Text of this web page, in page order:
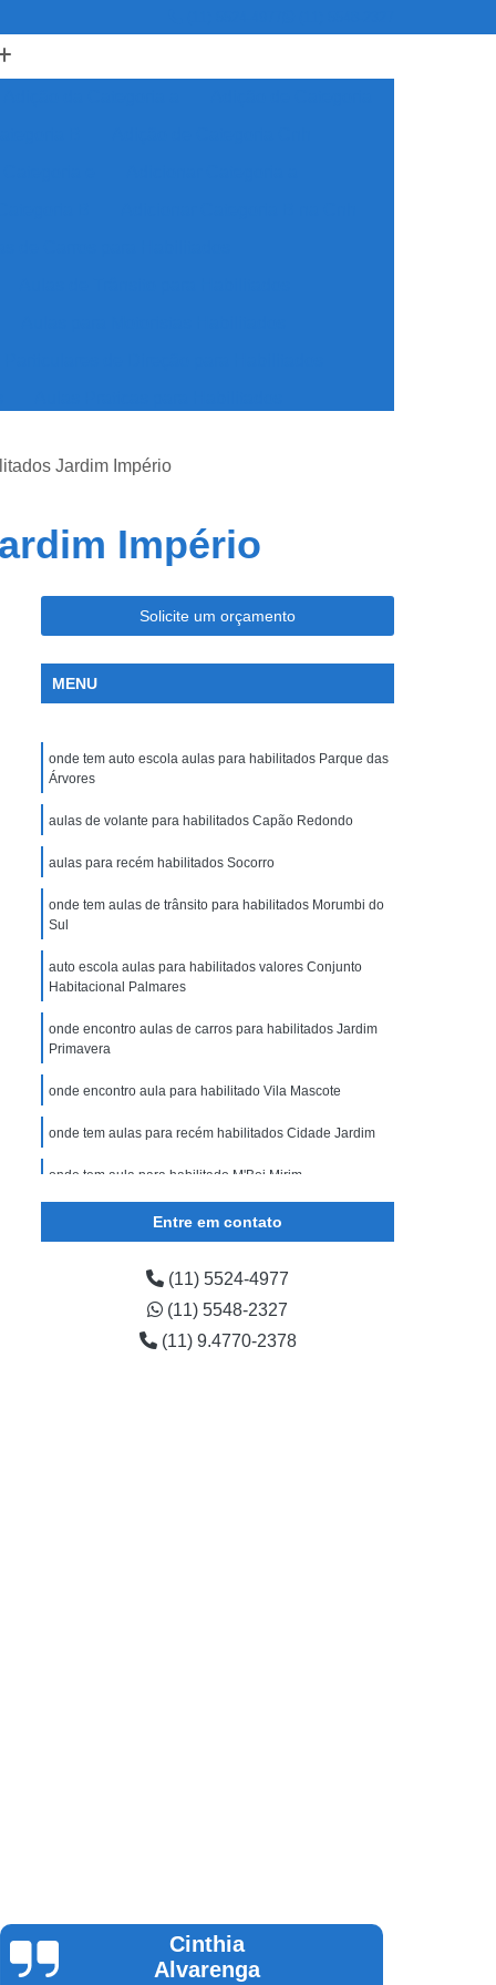
Auto Escola para Cnh Especial
Deficientes
Cnh Especial para Moto
Cassada
Cnh Suspensa Ou Cassada
Reciclagem
Cnh Suspensa Recurso
Cnh Suspensa
Recurso Cnh Suspensa
Habilitação
a
Primeira Habilitação Auto Escola
Habilitação Carro e Moto
Primeira Habilitação de Moto
Tirar Primeira Habilitação
Jardim Império
Império
Solicite um orçamento
MENU
onde tem auto escola aulas para habilitados Parque das
Árvores
aulas de volante para habilitados Capão Redondo
aulas para recém habilitados Socorro
onde tem aulas de trânsito para habilitados Morumbi do
Sul
auto escola aulas para habilitados valores Conjunto
Habitacional Palmares
onde encontro aulas de carros para habilitados Jardim
Primavera
onde encontro aula para habilitado Vila Mascote
onde tem aulas para recém habilitados Cidade Jardim
onde tem aula para habilitado M'Boi Mirim
aulas para recém habilitados Zona Sul
Entre em contato
(11) 5524-4977
(11) 5548-2327
(11) 9.4770-2378
Guilherme
Andrade